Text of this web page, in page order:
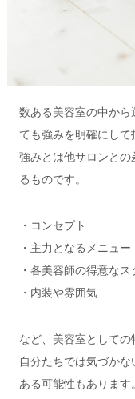
数ある美容室の中か
ても強みを明確にして
強みとは他サロンと
るものです。
・コンセプト
・主力となるメニュー
・各美容師の得意な
・内装や雰囲気
など、美容室としての
自分たちでは気づか
ある可能性もあります。